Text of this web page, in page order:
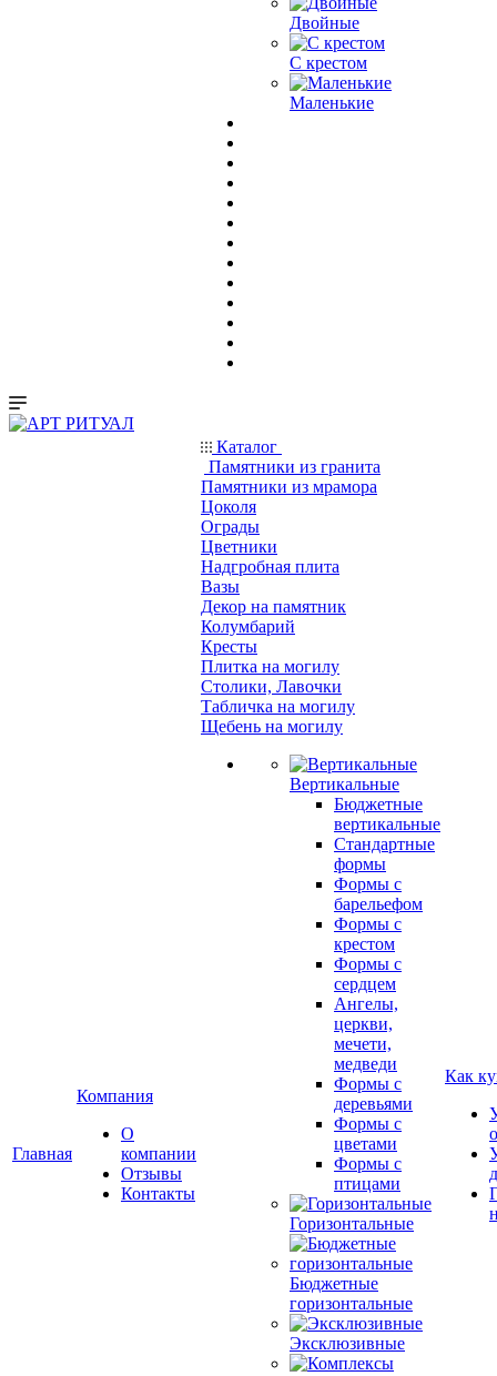
Двойные
С крестом
Маленькие
Главная
Компания
О
компании
Отзывы
Контакты
Каталог
Памятники из гранита
Памятники из мрамора
Цоколя
Ограды
Цветники
Надгробная плита
Вазы
Декор на памятник
Колумбарий
Кресты
Плитка на могилу
Столики, Лавочки
Табличка на могилу
Щебень на могилу
Вертикальные
Бюджетные
вертикальные
Стандартные
формы
Формы с
барельефом
Формы с
крестом
Формы с
сердцем
Ангелы,
церкви,
мечети,
медведи
Формы с
деревьями
Формы с
цветами
Формы с
птицами
Горизонтальные
Бюджетные
горизонтальные
Эксклюзивные
Как